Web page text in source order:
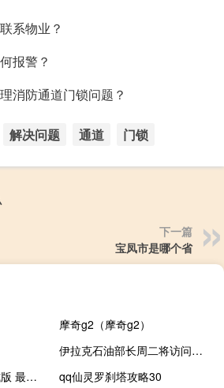
系物业？
报警？
消防通道门锁问题？
解决问题 通道 门锁
下一篇
宝凤市是哪个省
摩奇g2（摩奇g2）
伊拉克石油部长周二将访问土耳其磋商重启通过士耳其的石油出口（第一财经）
SQL Server 2019正式版 最新免费版（SQL Server 2019正式版 最新免费版功能简介）
qq仙灵罗刹塔攻略30